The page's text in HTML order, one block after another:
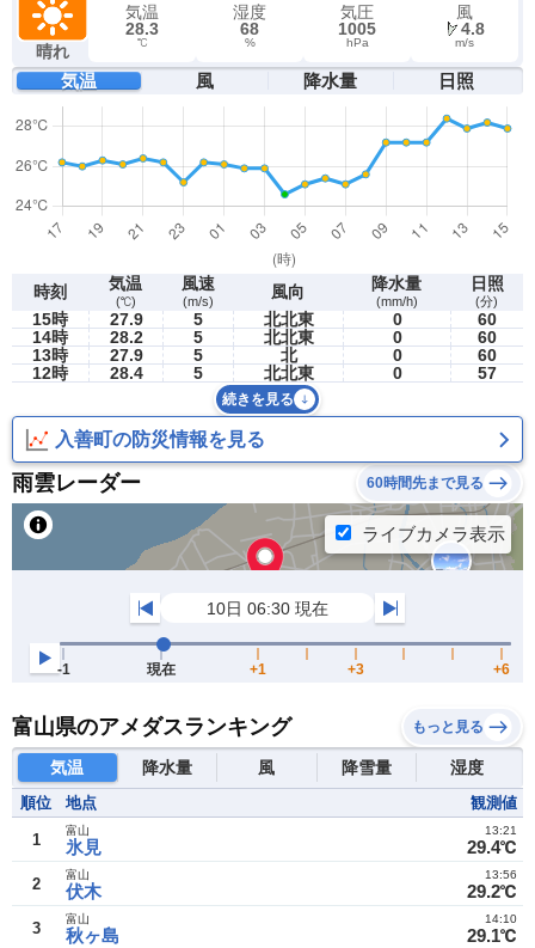
晴れ
気温
28.3
℃
湿度
68
%
気圧
1005
hPa
風
4.8
m/s
気温 風 降水量 日照
時刻 気温
(℃)
風速
(m/s) 風向 降水量
(mm/h)
日照
(分)
15時 27.9 5 北北東 0
60
14時
28.2 5 北北東 0
60
13時
27.9 5 北 0
60
12時
28.4 5 北北東 0 57
続きを見る
入善町の防災情報を見る
雨雲レーダー 60時間先まで見る
富山県のアメダスランキング もっと見る
気温 降水量 風 降雪量 湿度
順位 地点 観測値
1 氷見
富山
29.4℃
13:21
2 伏木
富山
29.2℃
13:56
3 秋ヶ島
富山
29.1℃
14:10